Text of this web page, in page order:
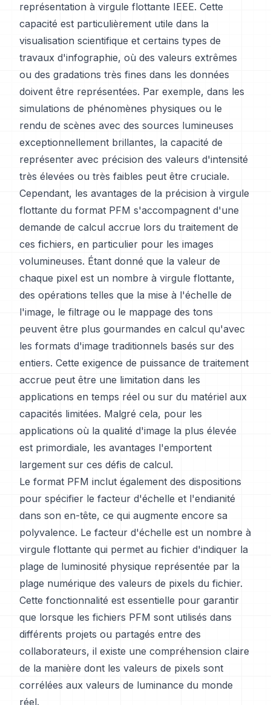
représentation à virgule flottante IEEE. Cette
capacité est particulièrement utile dans la
visualisation scientifique et certains types de
travaux d'infographie, où des valeurs extrêmes
ou des gradations très fines dans les données
doivent être représentées. Par exemple, dans les
simulations de phénomènes physiques ou le
rendu de scènes avec des sources lumineuses
exceptionnellement brillantes, la capacité de
représenter avec précision des valeurs d'intensité
très élevées ou très faibles peut être cruciale.
Cependant, les avantages de la précision à virgule
flottante du format PFM s'accompagnent d'une
demande de calcul accrue lors du traitement de
ces fichiers, en particulier pour les images
volumineuses. Étant donné que la valeur de
chaque pixel est un nombre à virgule flottante,
des opérations telles que la mise à l'échelle de
l'image, le filtrage ou le mappage des tons
peuvent être plus gourmandes en calcul qu'avec
les formats d'image traditionnels basés sur des
entiers. Cette exigence de puissance de traitement
accrue peut être une limitation dans les
applications en temps réel ou sur du matériel aux
capacités limitées. Malgré cela, pour les
applications où la qualité d'image la plus élevée
est primordiale, les avantages l'emportent
largement sur ces défis de calcul.
Le format PFM inclut également des dispositions
pour spécifier le facteur d'échelle et l'endianité
dans son en-tête, ce qui augmente encore sa
polyvalence. Le facteur d'échelle est un nombre à
virgule flottante qui permet au fichier d'indiquer la
plage de luminosité physique représentée par la
plage numérique des valeurs de pixels du fichier.
Cette fonctionnalité est essentielle pour garantir
que lorsque les fichiers PFM sont utilisés dans
différents projets ou partagés entre des
collaborateurs, il existe une compréhension claire
de la manière dont les valeurs de pixels sont
corrélées aux valeurs de luminance du monde
réel.